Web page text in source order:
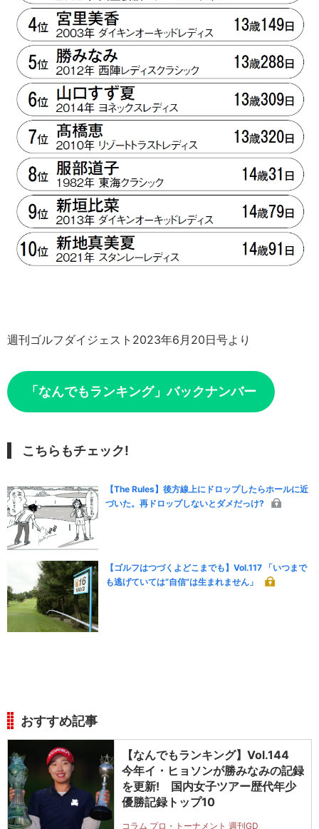
週刊ゴルフダイジェスト2023年6月20日号より
「なんでもランキング」バックナンバー
こちらもチェック!
【The Rules】後方線上にドロップしたらホールに近
づいた。再ドロップしないとダメだっけ?
【ゴルフはつづくよどこまでも】Vol.117 「いつまで
も逃げていては“自信”は生まれません」
おすすめ記事
【なんでもランキング】Vol.144
今年イ・ヒョソンが勝みなみの記録
を更新! 国内女子ツアー歴代年少
優勝記録トップ10
コラム プロ・トーナメント 週刊GD